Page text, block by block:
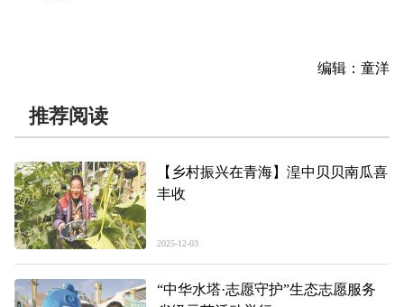
编辑：童洋
推荐阅读
【乡村振兴在青海】湟中贝贝南瓜喜
丰收
2025-12-03
“中华水塔·志愿守护”生态志愿服务